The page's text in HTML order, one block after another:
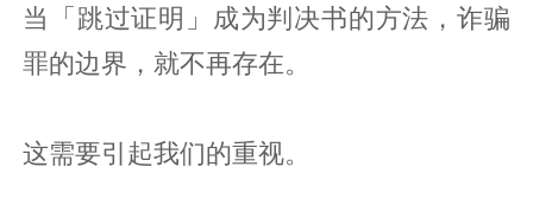
当「跳过证明」成为判决书的方法，诈骗
罪的边界，就不再存在。
这需要引起我们的重视。